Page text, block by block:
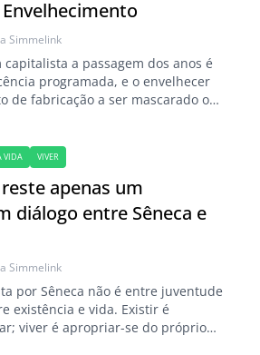
Simmelink
capitalista a passagem dos anos é
programada, e o envelhecer
de fabricação a ser mascarado ou
VIDA VIVER
apenas um
diálogo entre Sêneca e
Simmelink
por Sêneca não é entre juventude
existência e vida. Existir é
viver é apropriar-se do próprio